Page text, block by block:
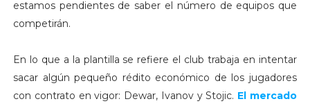
estamos pendientes de saber el número de equipos que
competirán.
En lo que a la plantilla se refiere el club trabaja en intentar
sacar algún pequeño rédito económico de los jugadores
con contrato en vigor: Dewar, Ivanov y Stojic. El mercado